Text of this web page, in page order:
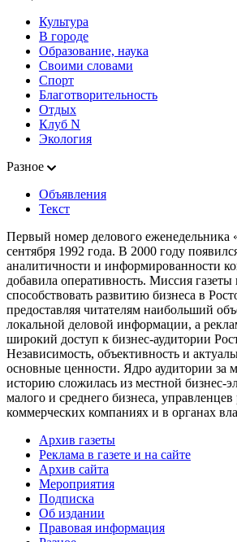
Культура
В городе
Образование, наука
Своими словами
Спорт
Благотворительность
Отдых
Клуб N
Экология
Разное
Объявления
Текст
Первый номер делового еженедельника
сентября 1992 года. В 2000 году
аналитичности и информированности
добавила оперативность. Миссия
способствовать развитию бизнеса в
предоставляя читателям наибольший
локальной деловой информации, а
широкий доступ к бизнес-аудитории
Независимость, объективность и
основные ценности. Ядро аудитории за
историю сложилась из местной бизнес-
малого и среднего бизнеса, управленцев
коммерческих компаниях и в органах
Архив газеты
Реклама в газете и на сайте
Архив сайта
Мероприятия
Подписка
Об издании
Правовая информация